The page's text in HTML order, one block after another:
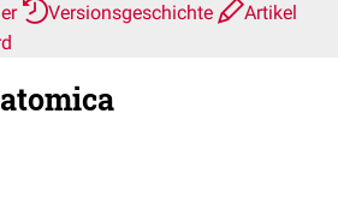
Versionsgeschichte
Artikel